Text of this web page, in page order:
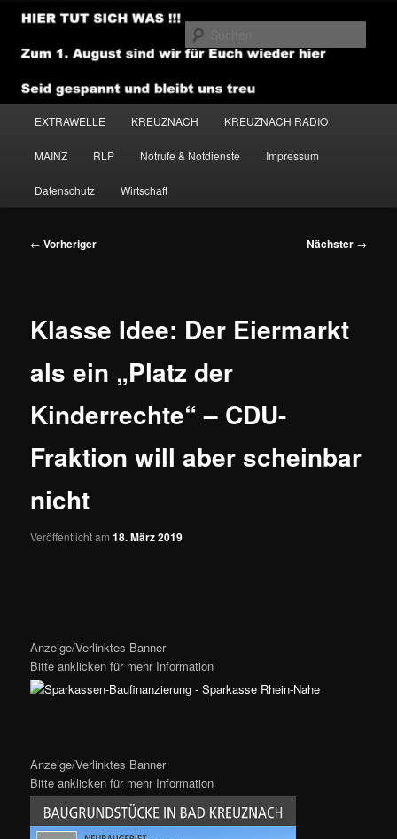
Zum
primären
Inhalt
NEWSHOUSE.MEDIA
EXTRAWELLE KREUZNACH KREUZNACH RADIO
MAINZ RLP Notrufe & Notdienste Impressum
Datenschutz Wirtschaft
Beitragsnavigation
← Vorheriger Nächster →
Klasse Idee: Der Eiermarkt
als ein „Platz der
Kinderrechte“ – CDU-
Fraktion will aber scheinbar
nicht
Veröffentlicht am18. März 2019
Anzeige/Verlinktes Banner
Bitte anklicken für mehr Information
Anzeige/Verlinktes Banner
Bitte anklicken für mehr Information